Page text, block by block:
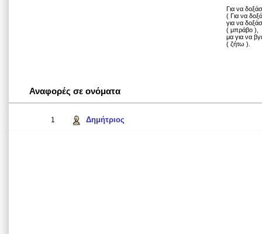
Για να
( Για να
για να
( μπράβο ),
μα για να
( ζήτω ).
Αναφορές σε ονόματα
1 Δημήτριος